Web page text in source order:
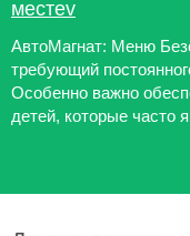
местеv
АвтоМагнат: Меню
требующий
Особенно важно
детей, которые часто